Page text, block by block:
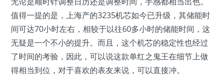
值得一提的是，上海产的3235机芯如今已升级，其储能时
间可达70小时左右，相较于以往60多小时的储能时间，这
无疑是一个不小的提升。而且，这个机芯的稳定性也经过
了时间的考验，因此，可以说这款单红之鬼王在细节上做
得相当到位，对于喜欢的表友来说，可以直接冲。